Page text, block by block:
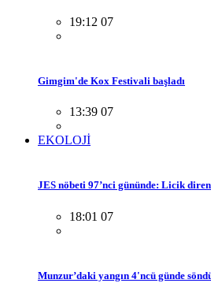
19:12 07
Gimgim'de Kox Festivali başladı
13:39 07
EKOLOJİ
JES nöbeti 97’nci gününde: Licik
18:01 07
Munzur’daki yangın 4'ncü günde